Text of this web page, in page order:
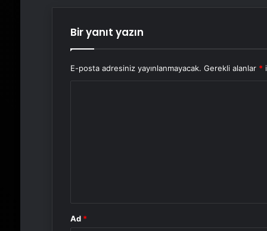
Bir yanıt yazın
E-posta adresiniz yayınlanmayacak. Gerekli alanlar *
Ad *